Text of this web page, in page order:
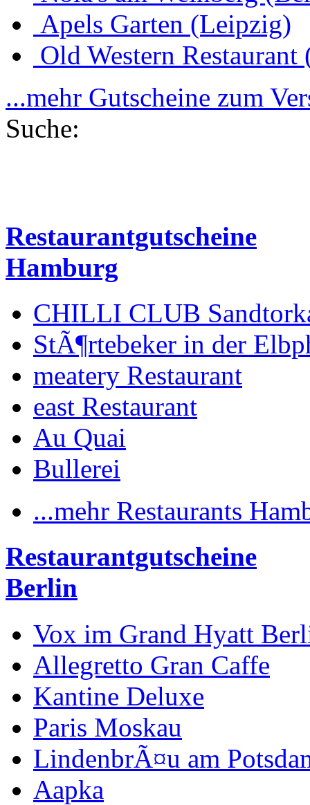
Apels Garten (Leipzig)
Old Western Restaurant
...mehr Gutscheine zum
Suche:
Restaurantgutscheine
Hamburg
CHILLI CLUB
StÃ¶rtebeker in der
meatery Restaurant
east Restaurant
Au Quai
Bullerei
...mehr Restaurants
Restaurantgutscheine
Berlin
Vox im Grand Hyatt
Allegretto Gran Caffe
Kantine Deluxe
Paris Moskau
LindenbrÃ¤u am
Aapka